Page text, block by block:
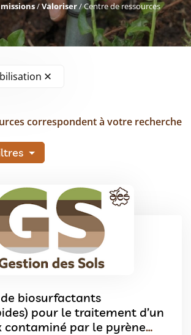
/Valoriser/Centre de ressources
correspondent à votre recherche
biosurfactants
pour le traitement d’un
contaminé par le pyrène